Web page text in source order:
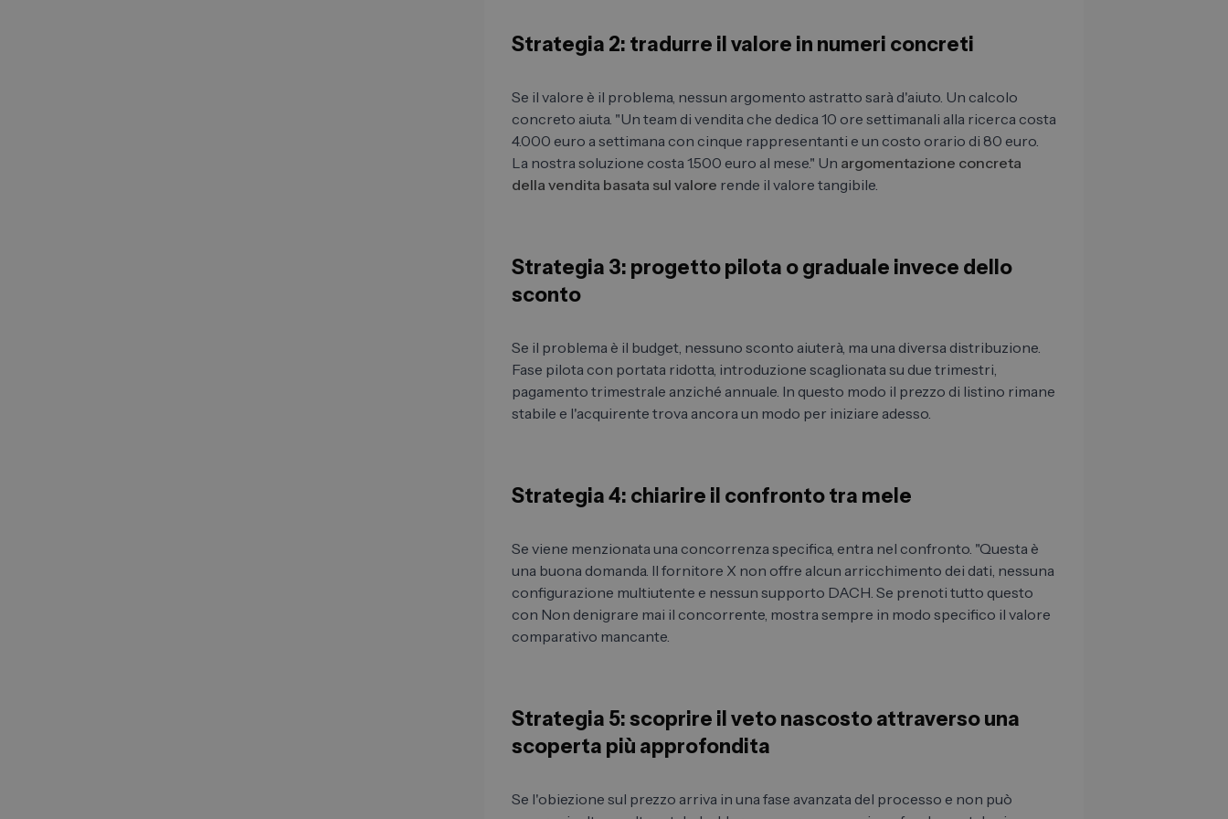
Strategia 2: tradurre il valore in numeri concreti
Se il valore è il problema, nessun argomento astratto sarà d'aiuto. Un calcolo
concreto aiuta. "Un team di vendita che dedica 10 ore settimanali alla ricerca costa
4.000 euro a settimana con cinque rappresentanti e un costo orario di 80 euro.
La nostra soluzione costa 1.500 euro al mese." Un argomentazione concreta
della vendita basata sul valore rende il valore tangibile.
Strategia 3: progetto pilota o graduale invece dello
sconto
Se il problema è il budget, nessuno sconto aiuterà, ma una diversa distribuzione.
Fase pilota con portata ridotta, introduzione scaglionata su due trimestri,
pagamento trimestrale anziché annuale. In questo modo il prezzo di listino rimane
stabile e l'acquirente trova ancora un modo per iniziare adesso.
Strategia 4: chiarire il confronto tra mele
Se viene menzionata una concorrenza specifica, entra nel confronto. "Questa è
una buona domanda. Il fornitore X non offre alcun arricchimento dei dati, nessuna
configurazione multiutente e nessun supporto DACH. Se prenoti tutto questo
con Non denigrare mai il concorrente, mostra sempre in modo specifico il valore
comparativo mancante.
Strategia 5: scoprire il veto nascosto attraverso una
scoperta più approfondita
Se l'obiezione sul prezzo arriva in una fase avanzata del processo e non può